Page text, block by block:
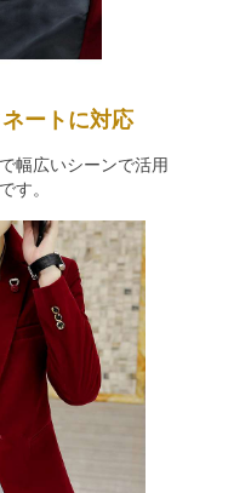
ートに対応
幅広いシーンで活用
す。